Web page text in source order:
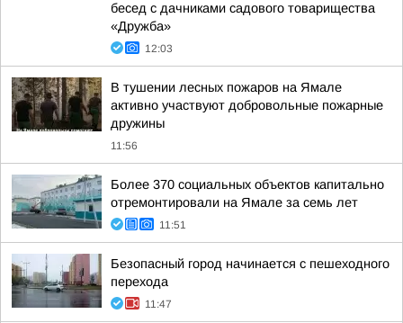
бесед с дачниками садового товарищества
«Дружба»
12:03
В тушении лесных пожаров на Ямале
активно участвуют добровольные пожарные
дружины
11:56
Более 370 социальных объектов капитально
отремонтировали на Ямале за семь лет
11:51
Безопасный город начинается с пешеходного
перехода
11:47